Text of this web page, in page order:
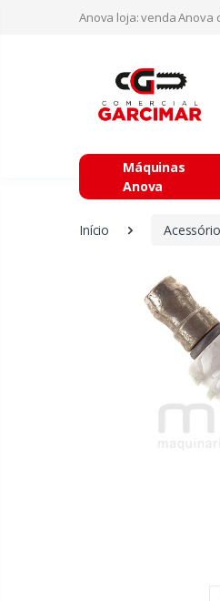
Anova loja: venda Anova
Máquinas
Anova
Início